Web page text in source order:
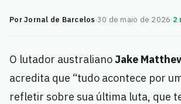
Por Jornal de Barcelos·30 de maio de 2026·2
O lutador australianoJake
acredita que “tudo acontece por
refletir sobre sua última luta, que